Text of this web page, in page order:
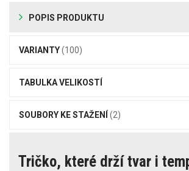
POPIS PRODUKTU
VARIANTY(100)
TABULKA VELIKOSTÍ
SOUBORY KE STAŽENÍ (2)
Tričko, které drží tvar i